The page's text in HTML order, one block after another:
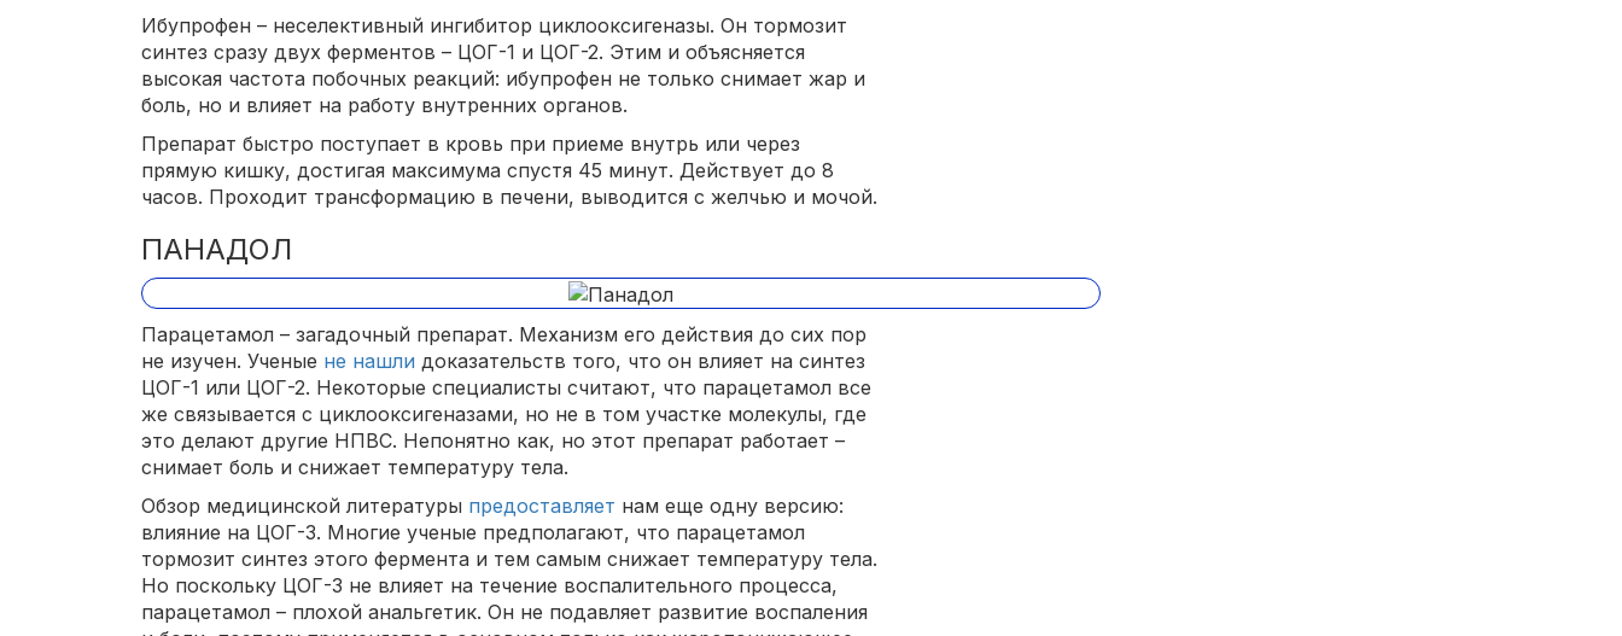
Ибупрофен – неселективный ингибитор циклооксигеназы. Он тормозит
синтез сразу двух ферментов – ЦОГ-1 и ЦОГ-2. Этим и объясняется
высокая частота побочных реакций: ибупрофен не только снимает жар и
боль, но и влияет на работу внутренних органов.
Препарат быстро поступает в кровь при приеме внутрь или через
прямую кишку, достигая максимума спустя 45 минут. Действует до 8
часов. Проходит трансформацию в печени, выводится с желчью и мочой.
ПАНАДОЛ
Парацетамол – загадочный препарат. Механизм его действия до сих пор
не изучен. Ученые не нашли доказательств того, что он влияет на синтез
ЦОГ-1 или ЦОГ-2. Некоторые специалисты считают, что парацетамол все
же связывается с циклооксигеназами, но не в том участке молекулы, где
это делают другие НПВС. Непонятно как, но этот препарат работает –
снимает боль и снижает температуру тела.
Обзор медицинской литературы предоставляет нам еще одну версию:
влияние на ЦОГ-3. Многие ученые предполагают, что парацетамол
тормозит синтез этого фермента и тем самым снижает температуру тела.
Но поскольку ЦОГ-3 не влияет на течение воспалительного процесса,
парацетамол – плохой анальгетик. Он не подавляет развитие воспаления